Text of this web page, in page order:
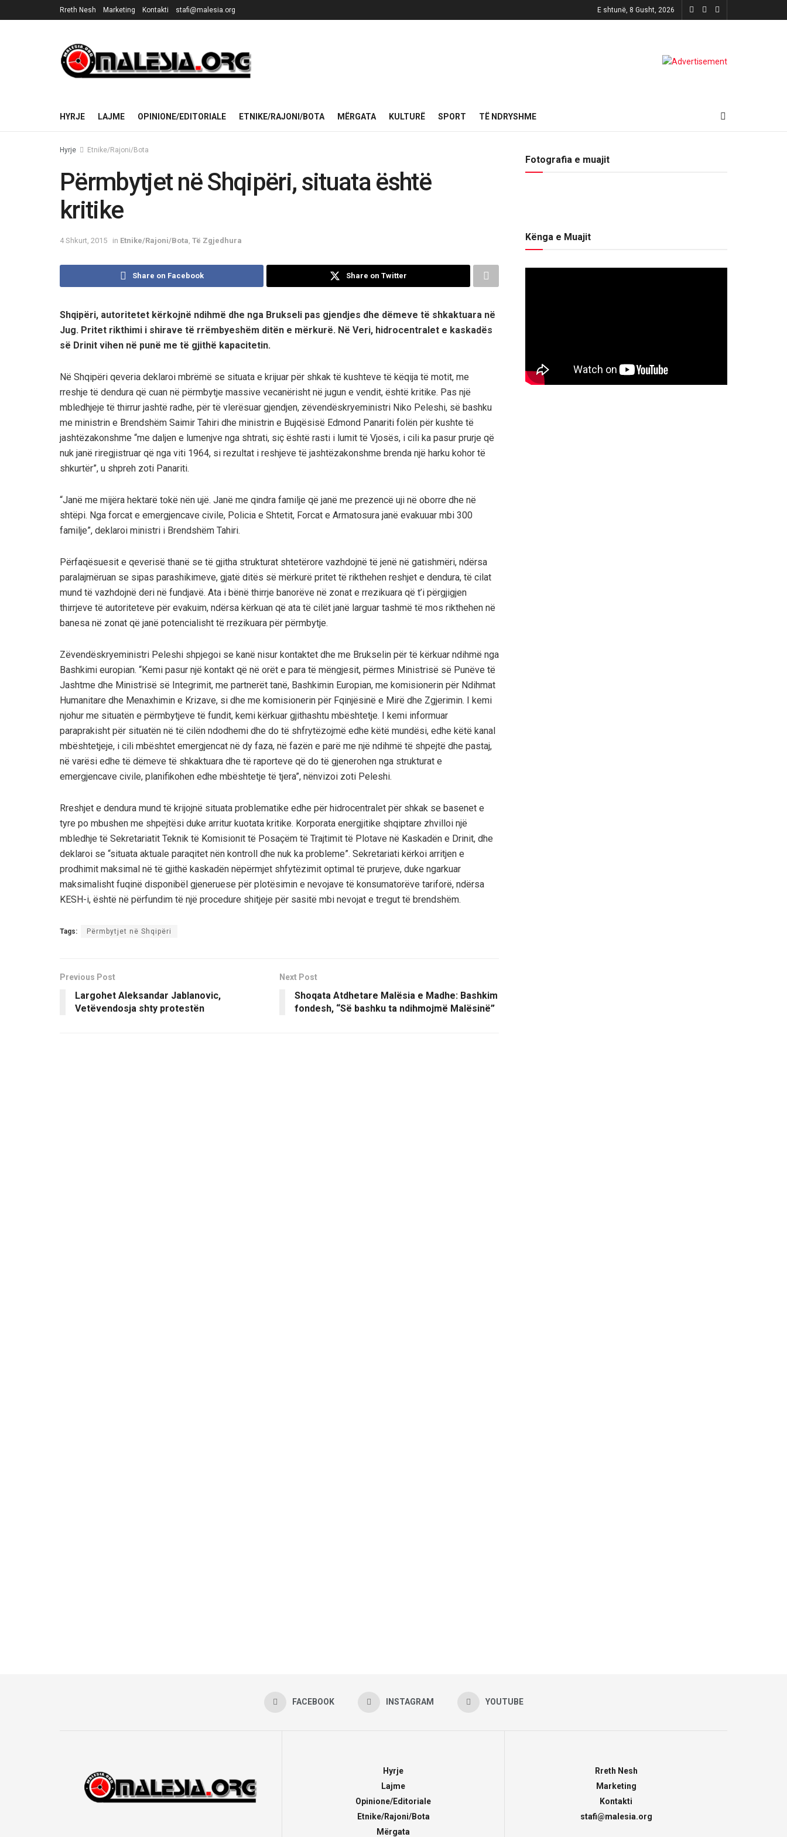
Rreth Nesh Marketing Kontakti stafi@malesia.org E shtunë, 8 Gusht, 2026
HYRJE LAJME OPINIONE/EDITORIALE ETNIKE/RAJONI/BOTA MËRGATA KULTURË SPORT TË NDRYSHME
Hyrje Etnike/Rajoni/Bota
Përmbytjet në Shqipëri, situata është
kritike
4 Shkurt, 2015 in Etnike/Rajoni/Bota Të Zgjedhura
Share on Facebook Share on Twitter
Shqipëri, autoritetet kërkojnë ndihmë dhe nga Brukseli pas gjendjes dhe dëmeve të shkaktuara në
Jug. Pritet rikthimi i shirave të rrëmbyeshëm ditën e mërkurë. Në Veri, hidrocentralet e kaskadës
së Drinit vihen në punë me të gjithë kapacitetin.
Në Shqipëri qeveria deklaroi mbrëmë se situata e krijuar për shkak të kushteve të këqija të motit, me
rreshje të dendura që cuan në përmbytje massive vecanërisht në jugun e vendit, është kritike. Pas një
mbledhjeje të thirrur jashtë radhe, për të vlerësuar gjendjen, zëvendëskryeministri Niko Peleshi, së bashku
me ministrin e Brendshëm Saimir Tahiri dhe ministrin e Bujqësisë Edmond Panariti folën për kushte të
jashtëzakonshme “me daljen e lumenjve nga shtrati, siç është rasti i lumit të Vjosës, i cili ka pasur prurje që
nuk janë riregjistruar që nga viti 1964, si rezultat i reshjeve të jashtëzakonshme brenda një harku kohor të
shkurtër”, u shpreh zoti Panariti.
“Janë me mijëra hektarë tokë nën ujë. Janë me qindra familje që janë me prezencë uji në oborre dhe në
shtëpi. Nga forcat e emergjencave civile, Policia e Shtetit, Forcat e Armatosura janë evakuuar mbi 300
familje”, deklaroi ministri i Brendshëm Tahiri.
Përfaqësuesit e qeverisë thanë se të gjitha strukturat shtetërore vazhdojnë të jenë në gatishmëri, ndërsa
paralajmëruan se sipas parashikimeve, gjatë ditës së mërkurë pritet të rikthehen reshjet e dendura, të cilat
mund të vazhdojnë deri në fundjavë. Ata i bënë thirrje banorëve në zonat e rrezikuara që t’i përgjigjen
thirrjeve të autoriteteve për evakuim, ndërsa kërkuan që ata të cilët janë larguar tashmë të mos rikthehen në
banesa në zonat që janë potencialisht të rrezikuara për përmbytje.
Zëvendëskryeministri Peleshi shpjegoi se kanë nisur kontaktet dhe me Brukselin për të kërkuar ndihmë nga
Bashkimi europian. “Kemi pasur një kontakt që në orët e para të mëngjesit, përmes Ministrisë së Punëve të
Jashtme dhe Ministrisë së Integrimit, me partnerët tanë, Bashkimin Europian, me komisionerin për Ndihmat
Humanitare dhe Menaxhimin e Krizave, si dhe me komisionerin për Fqinjësinë e Mirë dhe Zgjerimin. I kemi
njohur me situatën e përmbytjeve të fundit, kemi kërkuar gjithashtu mbështetje. I kemi informuar
paraprakisht për situatën në të cilën ndodhemi dhe do të shfrytëzojmë edhe këtë mundësi, edhe këtë kanal
mbështetjeje, i cili mbështet emergjencat në dy faza, në fazën e parë me një ndihmë të shpejtë dhe pastaj,
në varësi edhe të dëmeve të shkaktuara dhe të raporteve që do të gjenerohen nga strukturat e
emergjencave civile, planifikohen edhe mbështetje të tjera”, nënvizoi zoti Peleshi.
Rreshjet e dendura mund të krijojnë situata problematike edhe për hidrocentralet për shkak se basenet e
tyre po mbushen me shpejtësi duke arritur kuotata kritike. Korporata energjitike shqiptare zhvilloi një
mbledhje të Sekretariatit Teknik të Komisionit të Posaçëm të Trajtimit të Plotave në Kaskadën e Drinit, dhe
deklaroi se “situata aktuale paraqitet nën kontroll dhe nuk ka probleme”. Sekretariati kërkoi arritjen e
prodhimit maksimal në të gjithë kaskadën nëpërmjet shfytëzimit optimal të prurjeve, duke ngarkuar
maksimalisht fuqinë disponibël gjeneruese për plotësimin e nevojave të konsumatorëve tariforë, ndërsa
KESH-i, është në përfundim të një procedure shitjeje për sasitë mbi nevojat e tregut të brendshëm.
Tags: Përmbytjet në Shqipëri
Previous Post
Largohet Aleksandar Jablanovic,
Vetëvendosja shty protestën
Next Post
Shoqata Atdhetare Malësia e Madhe: Bashkim
fondesh, “Së bashku ta ndihmojmë Malësinë”
Fotografia e muajit
Kënga e Muajit
FACEBOOK INSTAGRAM YOUTUBE
Hyrje
Lajme
Opinione/Editoriale
Etnike/Rajoni/Bota
Mërgata
Rreth Nesh
Marketing
Kontakti
stafi@malesia.org